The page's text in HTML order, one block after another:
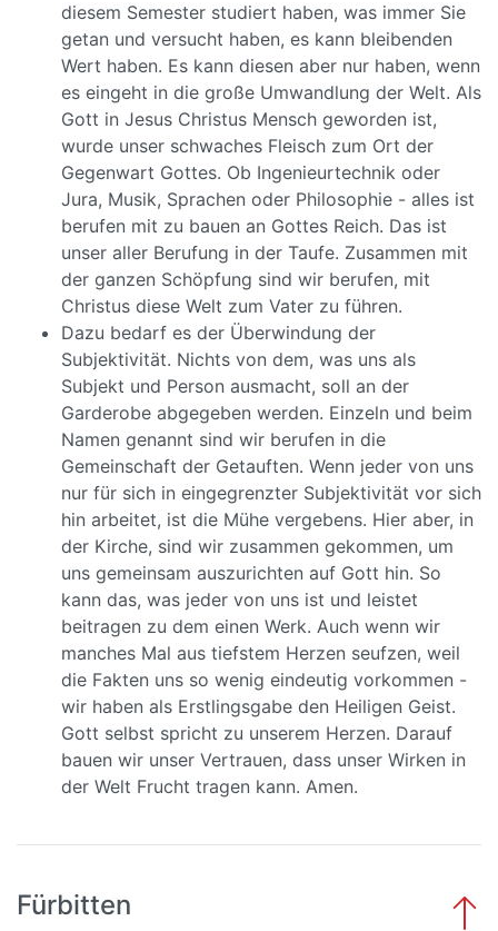
diesem Semester studiert haben, was immer Sie
getan und versucht haben, es kann bleibenden
Wert haben. Es kann diesen aber nur haben, wenn
es eingeht in die große Umwandlung der Welt. Als
Gott in Jesus Christus Mensch geworden ist,
wurde unser schwaches Fleisch zum Ort der
Gegenwart Gottes. Ob Ingenieurtechnik oder
Jura, Musik, Sprachen oder Philosophie - alles ist
berufen mit zu bauen an Gottes Reich. Das ist
unser aller Berufung in der Taufe. Zusammen mit
der ganzen Schöpfung sind wir berufen, mit
Christus diese Welt zum Vater zu führen.
Dazu bedarf es der Überwindung der
Subjektivität. Nichts von dem, was uns als
Subjekt und Person ausmacht, soll an der
Garderobe abgegeben werden. Einzeln und beim
Namen genannt sind wir berufen in die
Gemeinschaft der Getauften. Wenn jeder von uns
nur für sich in eingegrenzter Subjektivität vor sich
hin arbeitet, ist die Mühe vergebens. Hier aber, in
der Kirche, sind wir zusammen gekommen, um
uns gemeinsam auszurichten auf Gott hin. So
kann das, was jeder von uns ist und leistet
beitragen zu dem einen Werk. Auch wenn wir
manches Mal aus tiefstem Herzen seufzen, weil
die Fakten uns so wenig eindeutig vorkommen -
wir haben als Erstlingsgabe den Heiligen Geist.
Gott selbst spricht zu unserem Herzen. Darauf
bauen wir unser Vertrauen, dass unser Wirken in
der Welt Frucht tragen kann. Amen.
Fürbitten